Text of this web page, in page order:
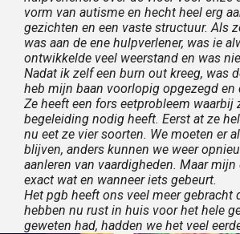
vorm van autisme en hecht heel erg
gezichten en een vaste structuur. Als
was aan de ene hulpverlener, was ie
ontwikkelde veel weerstand en was
Nadat ik zelf een burn out kreeg, was
heb mijn baan voorlopig opgezegd en
Ze heeft een fors eetprobleem waarbij
begeleiding nodig heeft. Eerst at ze
nu eet ze vier soorten. We moeten er
blijven, anders kunnen we weer
aanleren van vaardigheden. Maar
exact wat en wanneer iets gebeurt.
Het pgb heeft ons veel meer gebracht
hebben nu rust in huis voor het hele
geweten had, hadden we het veel